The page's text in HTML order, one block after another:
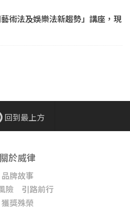
術法及娛樂法新趨勢」講座，現
回到最上方
關於威律
品牌故事
險 引路前行
獲獎殊榮